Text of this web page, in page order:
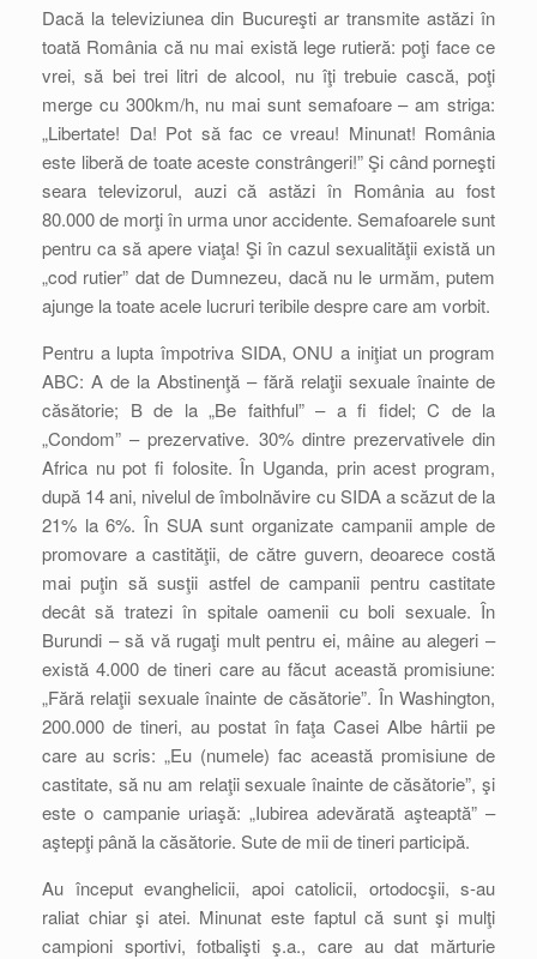
Dacă la televiziunea din Bucureşti ar transmite astăzi în
toată România că nu mai există lege rutieră: poţi face ce
vrei, să bei trei litri de alcool, nu îţi trebuie cască, poţi
merge cu 300km/h, nu mai sunt semafoare – am striga:
„Libertate! Da! Pot să fac ce vreau! Minunat! România
este liberă de toate aceste constrângeri!” Şi când porneşti
seara televizorul, auzi că astăzi în România au fost
80.000 de morţi în urma unor accidente. Semafoarele sunt
pentru ca să apere viaţa! Şi în cazul sexualităţii există un
„cod rutier” dat de Dumnezeu, dacă nu le urmăm, putem
ajunge la toate acele lucruri teribile despre care am vorbit.
Pentru a lupta împotriva SIDA, ONU a iniţiat un program
ABC: A de la Abstinenţă – fără relaţii sexuale înainte de
căsătorie; B de la „Be faithful” – a fi fidel; C de la
„Condom” – prezervative. 30% dintre prezervativele din
Africa nu pot fi folosite. În Uganda, prin acest program,
după 14 ani, nivelul de îmbolnăvire cu SIDA a scăzut de la
21% la 6%. În SUA sunt organizate campanii ample de
promovare a castităţii, de către guvern, deoarece costă
mai puţin să susţii astfel de campanii pentru castitate
decât să tratezi în spitale oamenii cu boli sexuale. În
Burundi – să vă rugaţi mult pentru ei, mâine au alegeri –
există 4.000 de tineri care au făcut această promisiune:
„Fără relaţii sexuale înainte de căsătorie”. În Washington,
200.000 de tineri, au postat în faţa Casei Albe hârtii pe
care au scris: „Eu (numele) fac această promisiune de
castitate, să nu am relaţii sexuale înainte de căsătorie”, şi
este o campanie uriaşă: „Iubirea adevărată aşteaptă” –
aştepţi până la căsătorie. Sute de mii de tineri participă.
Au început evanghelicii, apoi catolicii, ortodocşii, s-au
raliat chiar şi atei. Minunat este faptul că sunt şi mulţi
campioni sportivi, fotbalişti ş.a., care au dat mărturie